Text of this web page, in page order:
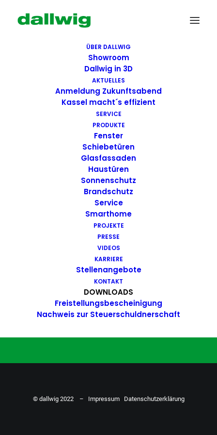
ÜBER DALLWIG
Showroom
Dallwig in 3D
AKTUELLES
Anmeldung Zukunftsabend
Kassel macht´s effizient
SERVICE
PRODUKTE
Fenster
Schiebetüren
Glasfassaden
Haustüren
Sonnenschutz
Brandschutz
Service
Smarthome
PROJEKTE
PRESSE
VIDEOS
KARRIERE
Stellenangebote
KONTAKT
DOWNLOADS
Freistellungsbescheinigung
Nachweis zur Steuerschuldnerschaft
Wir suchen Dich!
Dallwig bietet
Perspektive
Du hast Bock auf einen Job mit
Action. Bewirb dich ganz einfach
ZU DEN STELLENANGEBOTEN
© dallwig 2022 – Impressum Datenschutzerklärung